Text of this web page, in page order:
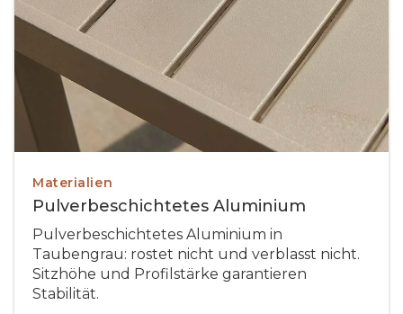
Materialien
Pulverbeschichtetes Aluminium
Pulverbeschichtetes Aluminium in
Taubengrau: rostet nicht und verblasst nicht.
Sitzhöhe und Profilstärke garantieren
Stabilität.